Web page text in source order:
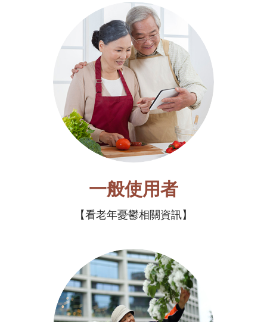
一般使用者
看老年憂鬱相關資訊